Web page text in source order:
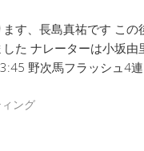
す、長島真祐です こ
た ナレーターは小坂
野次馬フラッシュ4
ング